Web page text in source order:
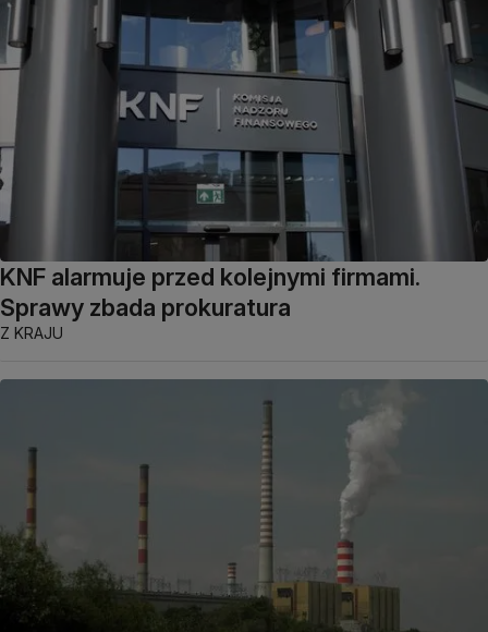
KNF alarmuje przed kolejnymi firmami.
Sprawy zbada prokuratura
Z KRAJU